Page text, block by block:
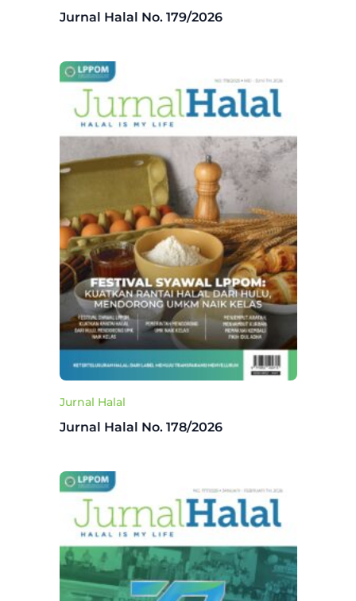
Jurnal Halal No. 179/2026
Jurnal Halal
Jurnal Halal No. 178/2026